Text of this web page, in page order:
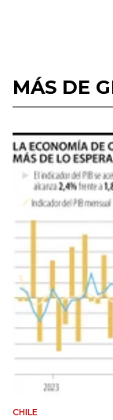
MÁS DE
CHILE